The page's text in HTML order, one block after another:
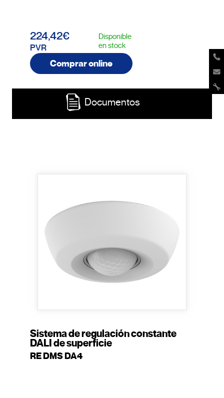
224,42€
PVR
Disponible
en stock
Comprar online
Documentos
Sistema de regulación constante
DALI de superficie
RE DMS DA4